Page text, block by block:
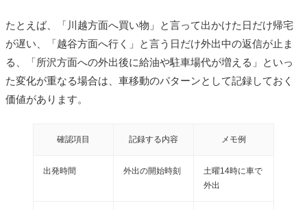
たとえば、「川越方面へ買い物」と言って出かけた日だけ帰宅
が遅い、「越谷方面へ行く」と言う日だけ外出中の返信が止ま
る、「所沢方面への外出後に給油や駐車場代が増える」といっ
た変化が重なる場合は、車移動のパターンとして記録しておく
価値があります。
確認項目 記録する内容 メモ例
出発時間 外出の開始時刻
土曜14時に車で
外出